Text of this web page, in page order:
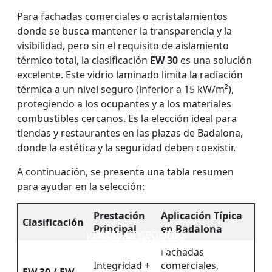
UNA SOLA CAPA
VENTANAS Y PUERTAS
CON ACRISTALAMIENTO
PARED DIVISOR DE
VIDRIO RESISTENTE AL
Para fachadas comerciales o acristalamientos
donde se busca mantener la transparencia y la
visibilidad, pero sin el requisito de aislamiento
térmico total, la clasificación EW 30 es una solución
excelente. Este vidrio laminado limita la radiación
térmica a un nivel seguro (inferior a 15 kW/m²),
protegiendo a los ocupantes y a los materiales
combustibles cercanos. Es la elección ideal para
tiendas y restaurantes en las plazas de Badalona,
donde la estética y la seguridad deben coexistir.
A continuación, se presenta una tabla resumen
para ayudar en la selección:
Clasificación
Prestación
Principal
Aplicación Típica
en Badalona
Integridad +
Fachadas
comerciales,